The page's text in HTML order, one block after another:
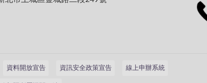
資料開放宣告 資訊安全政策宣告 線上申辦系統